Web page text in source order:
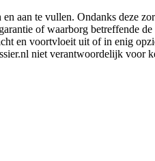
aan te vullen. Ondanks deze
of waarborg betreffende
en voortvloeit uit of in enig
niet verantwoordelijk voor